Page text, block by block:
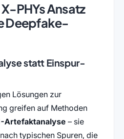
PHYs Ansatz
Deepfake-
statt Einspur-
Lösungen zur
greifen auf Methoden
Artefaktanalyse – sie
typischen Spuren, die